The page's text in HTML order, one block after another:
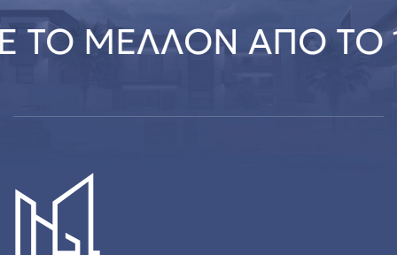
ΜΕΛΛΟΝ ΑΠΟ ΤΟ